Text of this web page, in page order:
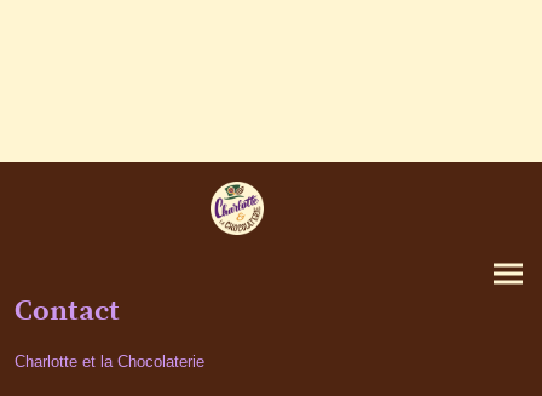
Contact
Charlotte et la Chocolaterie